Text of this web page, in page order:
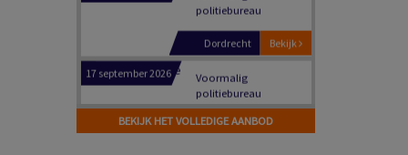
Dordrecht
Voormalig
politiebureau
Hilversum
17 september 2026
Voormalig
BEKIJK HET VOLLEDIGE AANBOD